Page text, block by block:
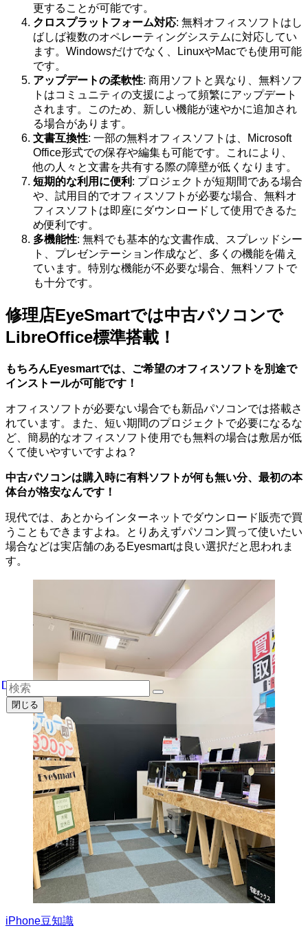
更することが可能です。
クロスプラットフォーム対応: 無料オフィスソフトはし
ばしば複数のオペレーティングシステムに対応してい
ます。Windowsだけでなく、LinuxやMacでも使用可能
です。
アップデートの柔軟性: 商用ソフトと異なり、無料ソフ
トはコミュニティの支援によって頻繁にアップデート
されます。このため、新しい機能が速やかに追加され
る場合があります。
文書互換性: 一部の無料オフィスソフトは、Microsoft
Office形式での保存や編集も可能です。これにより、
他の人々と文書を共有する際の障壁が低くなります。
短期的な利用に便利 : プロジェクトが短期間である場合
や、試用目的でオフィスソフトが必要な場合、無料オ
フィスソフトは即座にダウンロードして使用できるた
め便利です。
多機能性: 無料でも基本的な文書作成、スプレッドシー
ト、プレゼンテーション作成など、多くの機能を備え
ています。特別な機能が不必要な場合、無料ソフトで
も十分です。
修理店EyeSmartでは中古パソコンで
LibreOffice標準搭載！
もちろんEyesmartでは、ご希望のオフィスソフトを別途で
インストールが可能です！
オフィスソフトが必要ない場合でも新品パソコンでは搭載さ
れています。また、短い期間のプロジェクトで必要になるな
ど、簡易的なオフィスソフト使用でも無料の場合は敷居が低
くて使いやすいですよね？
中古パソコンは購入時に有料ソフトが何も無い分、最初の本
体台が格安なんです！
現代では、あとからインターネットでダウンロード販売で買
うこともできますよね。とりあえずパソコン買って使いたい
場合などは実店舗のあるEyesmartは良い選択だと思われま
す。
iPhone豆知識
閉じる